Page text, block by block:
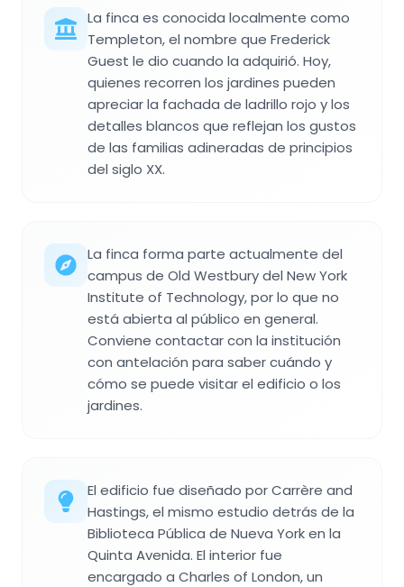
La finca es conocida localmente como
Templeton, el nombre que Frederick
Guest le dio cuando la adquirió. Hoy,
quienes recorren los jardines pueden
apreciar la fachada de ladrillo rojo y los
detalles blancos que reflejan los gustos
de las familias adineradas de principios
del siglo XX.
La finca forma parte actualmente del
campus de Old Westbury del New York
Institute of Technology, por lo que no
está abierta al público en general.
Conviene contactar con la institución
con antelación para saber cuándo y
cómo se puede visitar el edificio o los
jardines.
El edificio fue diseñado por Carrère and
Hastings, el mismo estudio detrás de la
Biblioteca Pública de Nueva York en la
Quinta Avenida. El interior fue
encargado a Charles of London, un